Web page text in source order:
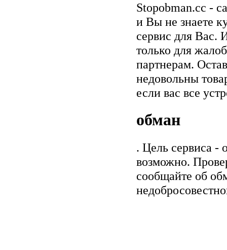
Stopobman.cc -
и Вы не знаете
сервис для Вас.
только для
партнерам.
недовольны
если вас все
обман
. Цель сервиса -
возможно.
сообщайте об